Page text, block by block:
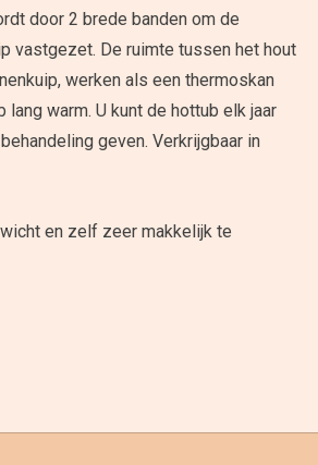
door 2 brede banden om de
vastgezet. De ruimte tussen het hout
werken als een thermoskan
lang warm. U kunt de hottub elk jaar
geven. Verkrijgbaar in
en zelf zeer makkelijk te